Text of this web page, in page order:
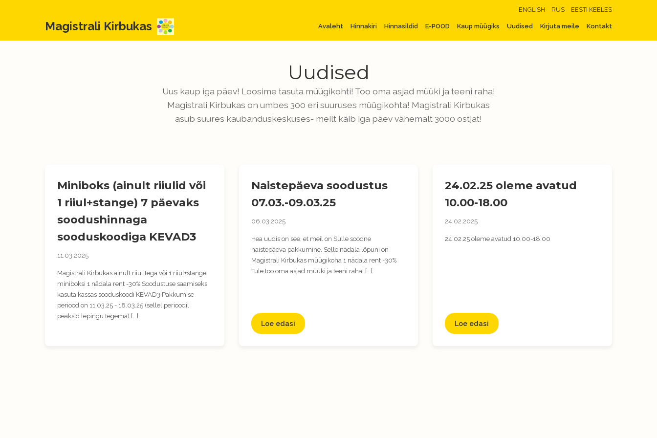
ENGLISH RUS EESTI KEELES
Magistrali Kirbukas Avaleht Hinnakiri Hinnasildid E-POOD Kaup müügiks Uudised Kirjuta meile Kontakt
Uudised
Uus kaup iga päev! Loosime tasuta müügikohti! Too oma asjad müüki ja teeni raha!
Magistrali Kirbukas on umbes 300 eri suuruses müügikohta! Magistrali Kirbukas
asub suures kaubanduskeskuses- meilt käib iga päev vähemalt 3000 ostjat!
Miniboks (ainult riiulid või
1 riiul+stange) 7 päevaks
soodushinnaga
sooduskoodiga KEVAD3
11.03.2025
Magistrali Kirbukas ainult riiulitega või 1 riiul+stange
miniboksi 1 nädala rent -30% Soodustuse saamiseks
kasuta kassas sooduskoodi KEVAD3 Pakkumise
periood on 11.03.25 - 18.03.25 (sellel perioodil
peaksid lepingu tegema) [...]
Naistepäeva soodustus
07.03.-09.03.25
06.03.2025
Hea uudis on see, et meil on Sulle soodne
naistepäeva pakkumine. Selle nädala lõpuni on
Magistrali Kirbukas müügikoha 1 nädala rent -30%
Tule too oma asjad müüki ja teeni raha! [...]
Loe edasi
24.02.25 oleme avatud
10.00-18.00
24.02.2025
24.02.25 oleme avatud 10.00-18.00
Loe edasi